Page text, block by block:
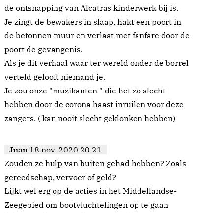
de ontsnapping van Alcatras kinderwerk bij is.
Je zingt de bewakers in slaap, hakt een poort in
de betonnen muur en verlaat met fanfare door de
poort de gevangenis.
Als je dit verhaal waar ter wereld onder de borrel
verteld gelooft niemand je.
Je zou onze "muzikanten " die het zo slecht
hebben door de corona haast inruilen voor deze
zangers. ( kan nooit slecht geklonken hebben)
Juan 18 nov. 2020 20.21
Zouden ze hulp van buiten gehad hebben? Zoals
gereedschap, vervoer of geld?
Lijkt wel erg op de acties in het Middellandse-
Zeegebied om bootvluchtelingen op te gaan